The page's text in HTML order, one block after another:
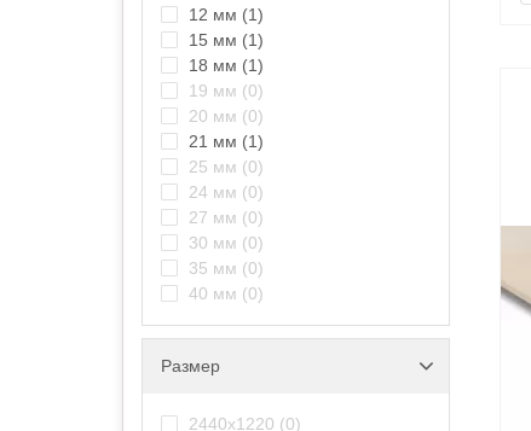
12 мм (1)
15 мм (1)
18 мм (1)
19 мм (0)
20 мм (0)
21 мм (1)
25 мм (0)
24 мм (0)
27 мм (0)
30 мм (0)
35 мм (0)
40 мм (0)
Размер
2440х1220 (0)